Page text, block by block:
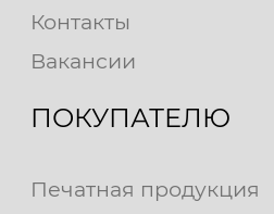
Контакты
Вакансии
ПОКУПАТЕЛЮ
Печатная продукция